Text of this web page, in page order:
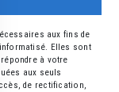
aux fins de
Elles sont
à votre
aux seuls
de rectification,